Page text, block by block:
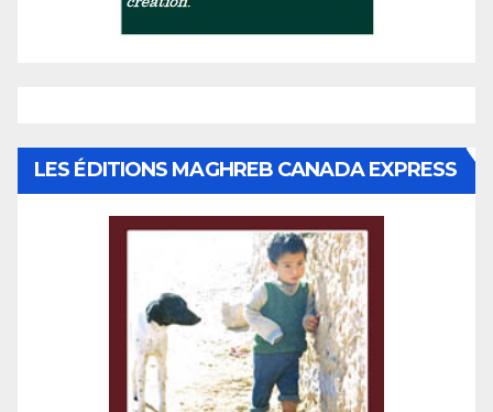
LES ÉDITIONS MAGHREB CANADA EXPRESS